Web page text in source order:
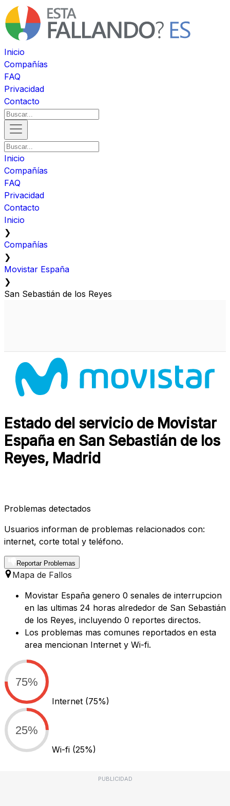
Inicio
Compañías
FAQ
Privacidad
Contacto
Inicio
Compañías
FAQ
Privacidad
Contacto
Inicio
❯
Compañías
❯
Movistar España
❯
San Sebastián de los Reyes
Estado del servicio de Movistar
España en San Sebastián de los
Reyes, Madrid
Problemas detectados
Usuarios informan de problemas relacionados con:
internet, corte total y teléfono.
Reportar Problemas
Mapa de Fallos
Movistar España genero 0 senales de interrupcion
en las ultimas 24 horas alrededor de San Sebastián
de los Reyes, incluyendo 0 reportes directos.
Los problemas mas comunes reportados en esta
area mencionan Internet y Wi-fi.
75%
Internet (75%)
25%
Wi-fi (25%)
PUBLICIDAD